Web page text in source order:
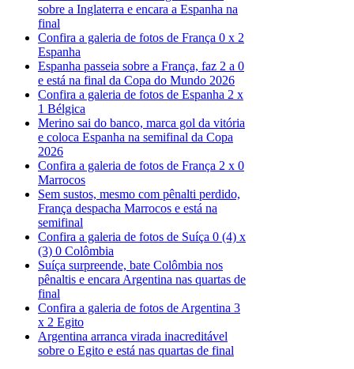
sobre a Inglaterra e encara a Espanha na
final
Confira a galeria de fotos de França 0 x 2
Espanha
Espanha passeia sobre a França, faz 2 a 0
e está na final da Copa do Mundo 2026
Confira a galeria de fotos de Espanha 2 x
1 Bélgica
Merino sai do banco, marca gol da vitória
e coloca Espanha na semifinal da Copa
2026
Confira a galeria de fotos de França 2 x 0
Marrocos
Sem sustos, mesmo com pênalti perdido,
França despacha Marrocos e está na
semifinal
Confira a galeria de fotos de Suíça 0 (4) x
(3) 0 Colômbia
Suíça surpreende, bate Colômbia nos
pênaltis e encara Argentina nas quartas de
final
Confira a galeria de fotos de Argentina 3
x 2 Egito
Argentina arranca virada inacreditável
sobre o Egito e está nas quartas de final